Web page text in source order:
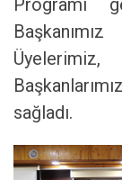
Programı
sağladı.